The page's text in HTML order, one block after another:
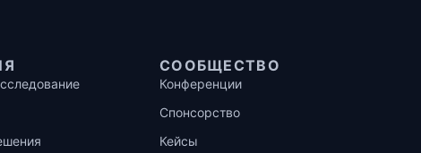
СООБЩЕСТВО
Конференции
Спонсорство
Кейсы